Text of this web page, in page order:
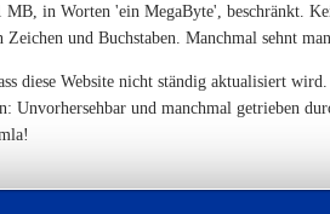
MB, in Worten 'ein MegaByte', beschränkt.
und Buchstaben. Manchmal sehnt
diese Website nicht ständig aktualisiert
Unvorhersehbar und manchmal getrieben